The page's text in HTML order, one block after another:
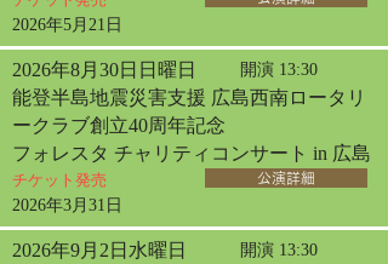
2026年5月21日
2026年8月30日日曜日 開演 13:30
能登半島地震災害支援 広島西南ロータリ
ークラブ創立40周年記念
フォレスタ チャリティコンサート in 広島
チケット発売
2026年3月31日
公演詳細
2026年9月2日水曜日 開演 13:30